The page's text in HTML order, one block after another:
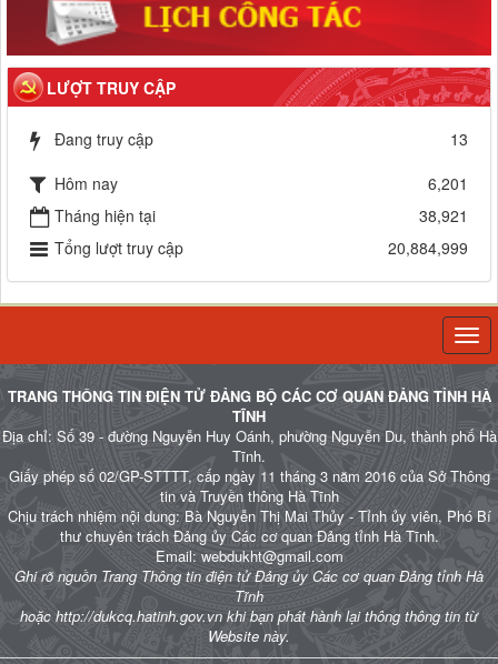
LƯỢT TRUY CẬP
Đang truy cập
13
Hôm nay
6,201
Tháng hiện tại
38,921
Tổng lượt truy cập
20,884,999
TRANG THÔNG TIN ĐIỆN TỬ ĐẢNG BỘ CÁC CƠ QUAN ĐẢNG TỈNH HÀ
TĨNH
Địa chỉ: Số 39 - đường Nguyễn Huy Oánh, phường Nguyễn Du, thành phố Hà
Tĩnh.
Giấy phép số 02/GP-STTTT, cấp ngày 11 tháng 3 năm 2016 của Sở Thông
tin và Truyền thông Hà Tĩnh
Chịu trách nhiệm nội dung: Bà Nguyễn Thị Mai Thủy - Tỉnh ủy viên, Phó Bí
thư chuyên trách Đảng ủy Các cơ quan Đảng tỉnh Hà Tĩnh.
Email: webdukht@gmail.com
Ghi rõ nguồn Trang Thông tin điện tử Đảng ủy Các cơ quan Đảng tỉnh Hà
Tĩnh
hoặc http://dukcq.hatinh.gov.vn khi bạn phát hành lại thông thông tin từ
Website này.